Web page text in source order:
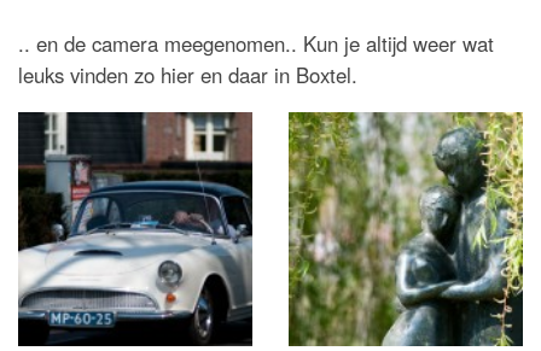
.. en de camera meegenomen.. Kun je altijd weer wat
leuks vinden zo hier en daar in Boxtel.